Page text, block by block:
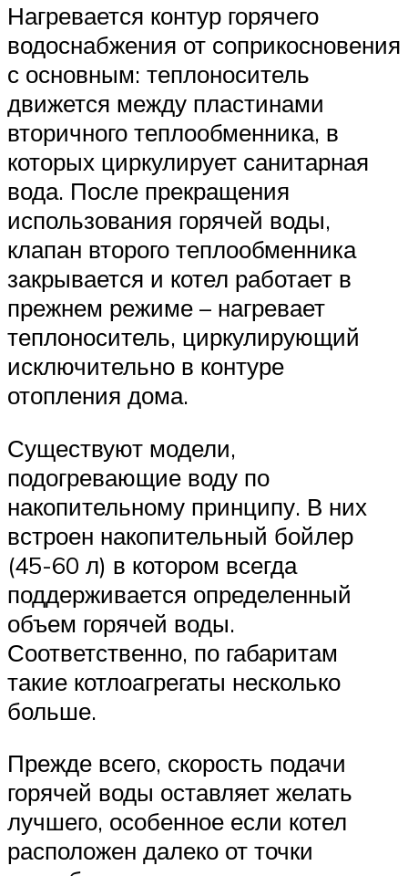
Нагревается контур горячего
водоснабжения от соприкосновения
с основным: теплоноситель
движется между пластинами
вторичного теплообменника, в
которых циркулирует санитарная
вода. После прекращения
использования горячей воды,
клапан второго теплообменника
закрывается и котел работает в
прежнем режиме – нагревает
теплоноситель, циркулирующий
исключительно в контуре
отопления дома.
Существуют модели,
подогревающие воду по
накопительному принципу. В них
встроен накопительный бойлер
(45-60 л) в котором всегда
поддерживается определенный
объем горячей воды.
Соответственно, по габаритам
такие котлоагрегаты несколько
больше.
Прежде всего, скорость подачи
горячей воды оставляет желать
лучшего, особенное если котел
расположен далеко от точки